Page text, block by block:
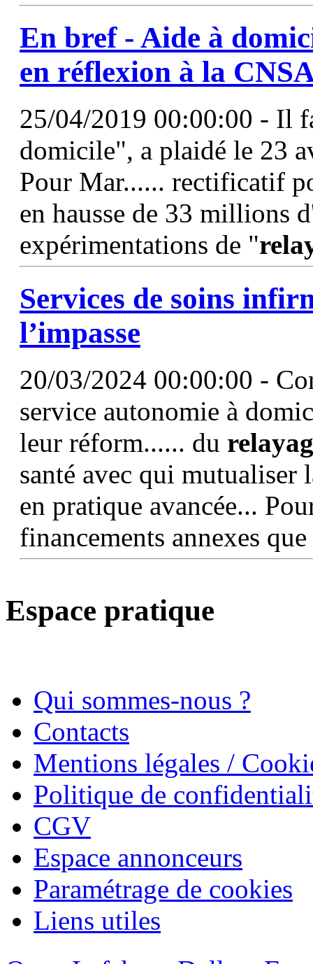
En bref - Aide à
en réflexion à la
25/04/2019 00:00:00 - Il
domicile", a plaidé le 23
Pour Mar...... rectificatif
en hausse de 33 millions
expérimentations de "
Services de soins
l’impasse
20/03/2024 00:00:00 -
service autonomie à
leur réform...... du
santé avec qui mutualiser
en pratique avancée...
financements annexes
Espace pratique
Qui sommes-nous ?
Contacts
Mentions légales /
Politique de
CGV
Espace annonceurs
Paramétrage de cookies
Liens utiles